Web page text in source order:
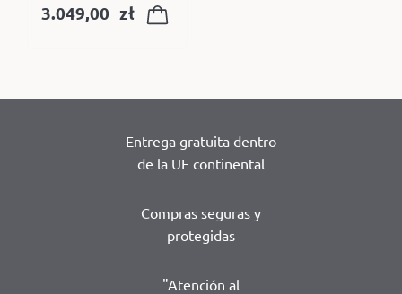
3.049,00 zł
Entrega gratuita dentro
de la UE continental
Compras seguras y
protegidas
"Atención al